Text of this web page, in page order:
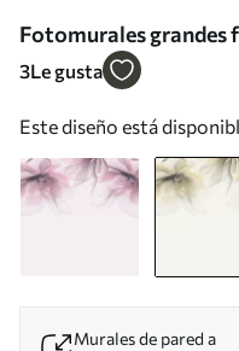
Fotomurales grandes
en la parte superior
3Le gusta
Este diseño está
Murales de pared a